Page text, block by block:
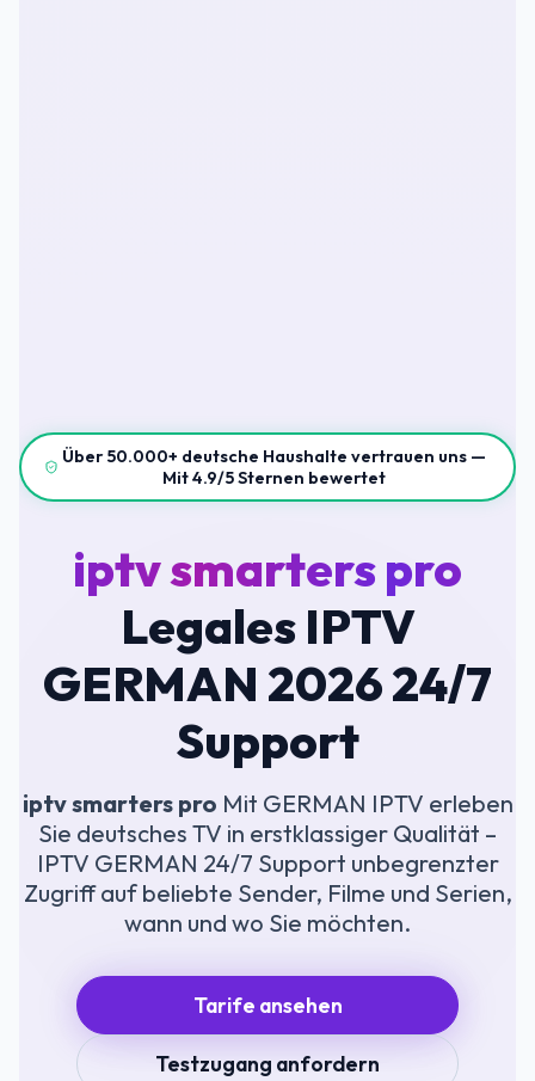
Über 50.000+ deutsche Haushalte vertrauen uns —
Mit 4.9/5 Sternen bewertet
iptv smarters pro
Legales IPTV
GERMAN 2026 24/7
Support
iptv smarters pro Mit GERMAN IPTV erleben
Sie deutsches TV in erstklassiger Qualität –
IPTV GERMAN 24/7 Support unbegrenzter
Zugriff auf beliebte Sender, Filme und Serien,
wann und wo Sie möchten.
Tarife ansehen
Testzugang anfordern